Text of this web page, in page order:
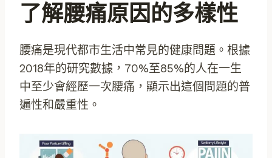
了解腰痛原因的多樣性
腰痛是現代都市生活中常見的健康問題。根據
2018年的研究數據，70%至85%的人在一生
中至少會經歷一次腰痛，顯示出這個問題的普
遍性和嚴重性。